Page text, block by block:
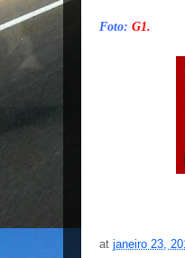
Foto: G1.
at janeiro 23,